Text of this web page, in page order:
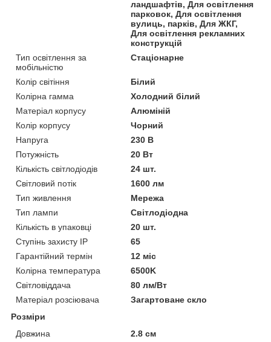
ландшафтів, Для освітлення
парковок, Для освітлення
вулиць, парків, Для ЖКГ,
Для освітлення рекламних
конструкцій
Тип освітлення за
мобільністю
Стаціонарне
Колір світіння
Білий
Колірна гамма
Холодний білий
Матеріал корпусу
Алюміній
Колір корпусу
Чорний
Напруга
230 В
Потужність
20 Вт
Кількість світлодіодів
24 шт.
Світловий потік
1600 лм
Тип живлення
Мережа
Тип лампи
Світлодіодна
Кількість в упаковці
20 шт.
Ступінь захисту IP
65
Гарантійний термін
12 міс
Колірна температура
6500K
Світловіддача
80 лм/Вт
Матеріал розсіювача
Загартоване скло
Розміри
Довжина
2.8 см